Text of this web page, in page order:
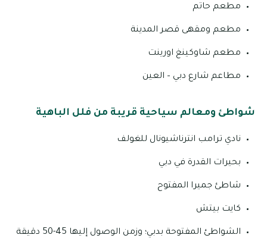
مطعم حاتم
مطعم ومقهى قصر المدينة
مطعم شاوكينغ اورينت
مطاعم شارع دبي – العين
شواطئ ومعالم سياحية قريبة من فلل الباهية
نادي ترامب انترناشيونال للغولف
بحيرات القدرة في دبي
شاطئ جميرا المفتوح
كايت بيتش
الشواطئ المفتوحة بدبي؛ وزمن الوصول إليها 45-50 دقيقة